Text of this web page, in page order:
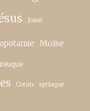
Josué
Moïse
Coran syriaque